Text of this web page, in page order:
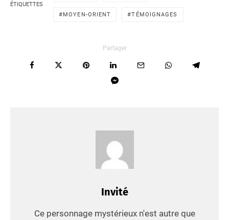
ÉTIQUETTES
MOYEN-ORIENT TÉMOIGNAGES
Partager
Invité
Ce personnage mystérieux n'est autre que